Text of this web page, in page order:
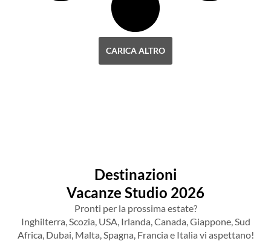
CARICA ALTRO
Destinazioni
Vacanze Studio 2026
Pronti per la prossima estate?
Inghilterra, Scozia, USA, Irlanda, Canada, Giappone, Sud
Africa, Dubai, Malta, Spagna, Francia e Italia vi aspettano!